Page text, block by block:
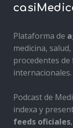
Plataforma de
medicina,
procedentes
internacionales.
Podcast de
indexa y
feeds oficiales